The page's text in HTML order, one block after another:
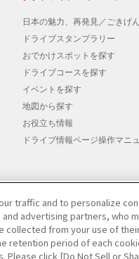
日本の魅力、再発見／ごきげ
ドライブスタンプラリー
おでかけスポットを探す
ドライブコースを探す
イベントを探す
地図から探す
お役立ち情報
ドライブ情報ページ操作マニ
提携をご検討の方へ | JAFホー
traffic and to personalize
advertising partners, who
from your use of
retention period of each
click [Do Not Sell or